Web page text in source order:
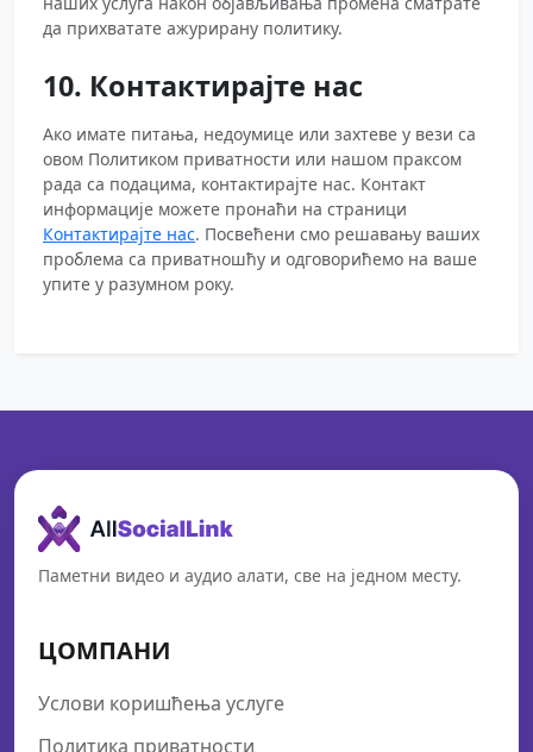
да прихватате ажурирану политику.
10. Контактирајте нас
Ако имате питања, недоумице или захтеве у вези са
овом Политиком приватности или нашом праксом
рада са подацима, контактирајте нас. Контакт
информације можете пронаћи на страници
Контактирајте нас. Посвећени смо решавању ваших
проблема са приватношћу и одговорићемо на ваше
упите у разумном року.
Паметни видео и аудио алати, све на једном месту.
ЦОМПАНИ
Услови коришћења услуге
Политика приватности